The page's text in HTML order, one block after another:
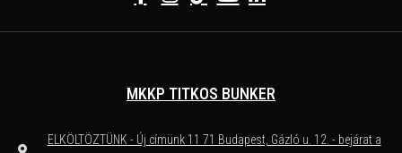
MKKP TITKOS BUNKER
ELKÖLTÖZTÜNK - Új címünk 11 71 Budapest, Gázló u. 12. - bejárat a